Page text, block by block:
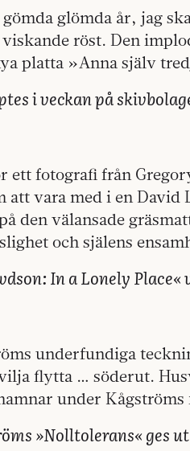
glömda år, jag
röst. Den
platta »Anna själv
i veckan på
ett fotografi från
att vara med i en
den välansade
och själens
In a Lonely
underfundiga
flytta … söderut.
under
»Nolltolerans« ges